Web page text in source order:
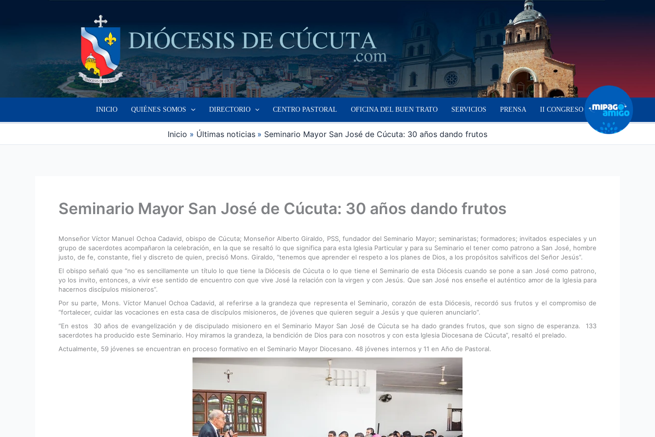
INICIO QUIÉNES SOMOS DIRECTORIO CENTRO PASTORAL OFICINA DEL BUEN TRATO SERVICIOS PRENSA II CONGRESO
Inicio Últimas noticias Seminario Mayor San José de Cúcuta: 30 años dando frutos
Seminario Mayor San José de Cúcuta: 30 años dando frutos
Monseñor Víctor Manuel Ochoa Cadavid, obispo de Cúcuta; Monseñor Alberto Giraldo, PSS, fundador del Seminario Mayor; seminaristas; formadores; invitados especiales y un
grupo de sacerdotes acompañaron la celebración, en la que se resaltó lo que significa para esta Iglesia Particular y para su Seminario el tener como patrono a San José, hombre
justo, de fe, constante, fiel y discreto de quien, precisó Mons. Giraldo, “tenemos que aprender el respeto a los planes de Dios, a los propósitos salvíficos del Señor Jesús”.
El obispo señaló que “no es sencillamente un título lo que tiene la Diócesis de Cúcuta o lo que tiene el Seminario de esta Diócesis cuando se pone a san José como patrono,
yo los invito, entonces, a vivir ese sentido de encuentro con que vive José la relación con la virgen y con Jesús. Que san José nos enseñe el auténtico amor de la Iglesia para
hacernos discípulos misioneros”.
Por su parte, Mons. Víctor Manuel Ochoa Cadavid, al referirse a la grandeza que representa el Seminario, corazón de esta Diócesis, recordó sus frutos y el compromiso de
“fortalecer, cuidar las vocaciones en esta casa de discípulos misioneros, de jóvenes que quieren seguir a Jesús y que quieren anunciarlo”.
“En estos 30 años de evangelización y de discipulado misionero en el Seminario Mayor San José de Cúcuta se ha dado grandes frutos, que son signo de esperanza. 133
sacerdotes ha producido este Seminario. Hoy miramos la grandeza, la bendición de Dios para con nosotros y con esta Iglesia Diocesana de Cúcuta”, resaltó el prelado.
Actualmente, 59 jóvenes se encuentran en proceso formativo en el Seminario Mayor Diocesano. 48 jóvenes internos y 11 en Año de Pastoral.